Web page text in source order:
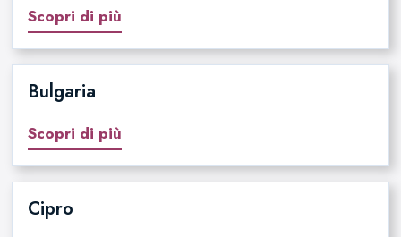
Scopri di più
Bulgaria
Scopri di più
Cipro